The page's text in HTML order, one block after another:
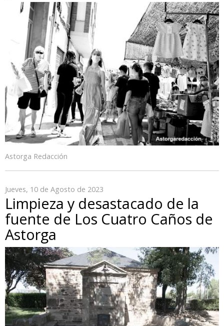
Astorga Redacción
Jueves, 10 de Agosto de 2023
Limpieza y desastacado de la
fuente de Los Cuatro Caños de
Astorga